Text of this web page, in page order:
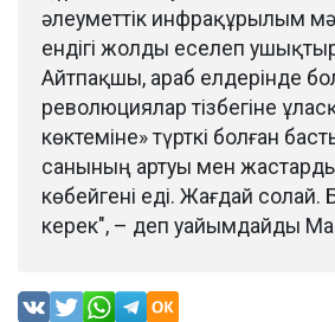
әлеуметтік инфрақұрылым
ендігі жолды еселеп
Айтпақшы, араб елдерінде
революциялар тізбегіне
көктеміне» түрткі болған
санының артуы мен
көбейгені еді. Жағдай солай.
керек", – деп уайымдайды